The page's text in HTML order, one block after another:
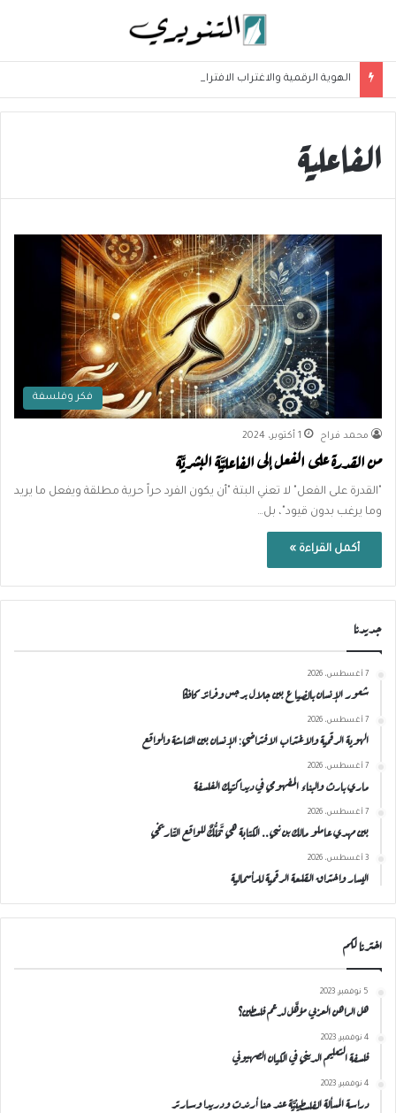
الهوية الرقمية والاغتراب الافتراضي: الإنسان بين الشاشة والواقع
الفاعلية
فكر وفلسفة
محمد فراح 1 أكتوبر، 2024
من القدرة على الفعل إلى الفاعليَّة البشريَّة
"القدرة على الفعل" لا تعني البتة "أن يكون الفرد حراً حرية مطلقة ويفعل ما يريد
وما يرغب بدون قيود"، بل…
أكمل القراءة »
جديدنا
7 أغسطس، 2026
شعور الإنسان بالضياع بين جلال برجس وفرانز كافكا
7 أغسطس، 2026
الهوية الرقمية والاغتراب الافتراضي: الإنسان بين الشاشة والواقع
7 أغسطس، 2026
ماري بارث والبناء المفهومي في ديداكتيك الفلسفة
7 أغسطس، 2026
بين مهدي عاملو مالك بن نبي.. الكتابة هي تَمَلُّكٌ للواقع التّاريخي
3 أغسطس، 2026
اليسار واختراق القلعة الرقمية للرأسمالية
اخترنا لكم
5 نوفمبر، 2023
هل الراهن العربي مؤهَّل لدعم فلسطين؟
4 نوفمبر، 2023
فلسفة التعليم الديني في الكيان الصهيوني
4 نوفمبر، 2023
دراسة المسألة الفلسطينيَّة عند حنا أرندت ودريدا وسارتر